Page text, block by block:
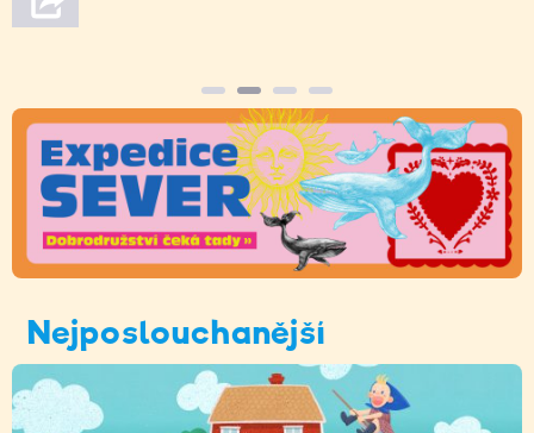
Nejposlouchanější